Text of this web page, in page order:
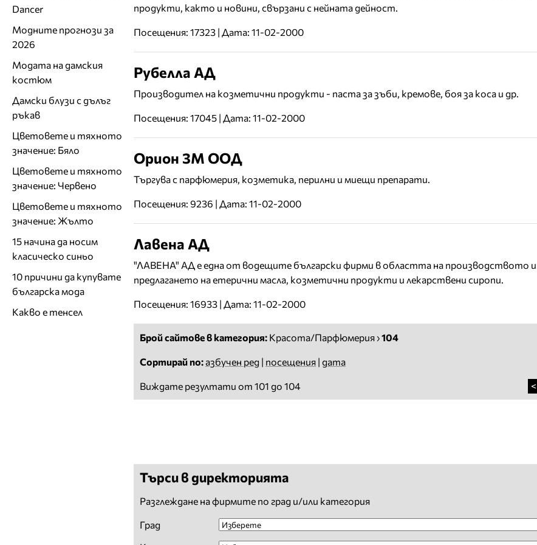
продукти, както и новини, свързани с нейната дейност.
Посещения: 17323 | Дата: 11-02-2000
Рубелла АД
Производител на козметични продукти - паста за зъби, кремове, боя за коса и др.
Посещения: 17045 | Дата: 11-02-2000
Орион 3М ООД
Търгува с парфюмерия, козметика, перилни и миещи препарати.
Посещения: 9236 | Дата: 11-02-2000
Лавена АД
"ЛАВЕНА" АД е една от водещите български фирми в областта на производството и
предлагането на етерични масла, козметични продукти и лекарствени сиропи.
Посещения: 16933 | Дата: 11-02-2000
Брой сайтове в категория: Красота/Парфюмерия›104
Сортирай по: азбучен ред | посещения | дата
Виждате резултати от 101 до 104 <
Търси в директорията
Разглеждане на фирмите по град и/или категория
Град
Dancer
Модните прогнози за
2026
Модата на дамския
костюм
Дамски блузи с дълъг
ръкав
Цветовете и тяхното
значение: Бяло
Цветовете и тяхното
значение: Червено
Цветовете и тяхното
значение: Жълто
15 начина да носим
класическо синьо
10 причини да купувате
българска мода
Какво е тенсел